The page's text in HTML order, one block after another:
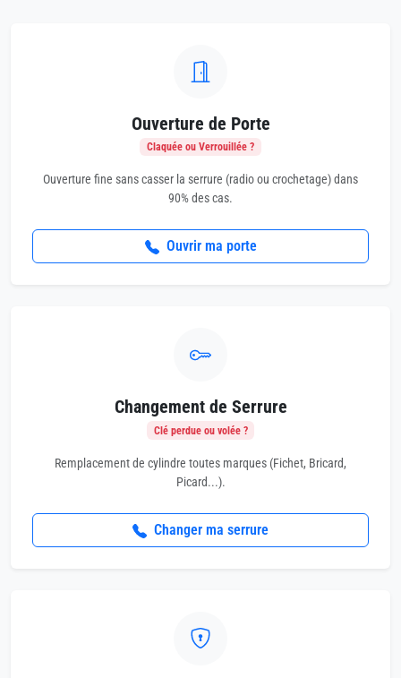
Ouverture de Porte
Claquée ou Verrouillée ?
Ouverture fine sans casser la serrure (radio ou crochetage) dans
90% des cas.
Ouvrir ma porte
Changement de Serrure
Clé perdue ou volée ?
Remplacement de cylindre toutes marques (Fichet, Bricard,
Picard...).
Changer ma serrure